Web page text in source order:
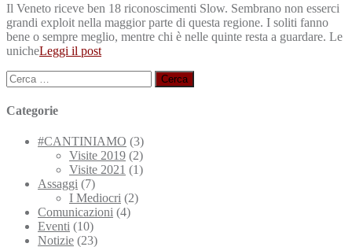
Il Veneto riceve ben 18 riconoscimenti Slow. Sembrano non esserci
grandi exploit nella maggior parte di questa regione. I soliti fanno
bene o sempre meglio, mentre chi è nelle quinte resta a guardare. Le
unicheLeggi il post
Ricerca
per:
Categorie
#CANTINIAMO (3)
Visite 2019 (2)
Visite 2021 (1)
Assaggi (7)
I Mediocri (2)
Comunicazioni (4)
Eventi (10)
Notizie (23)